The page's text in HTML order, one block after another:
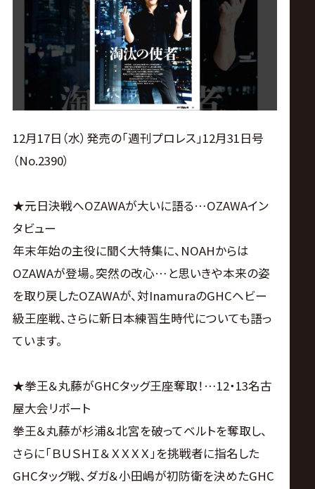
ン
グ・
ノ
ア
公
式
サ
イ
ト
12月17日（水）発売の「週刊プロレス」12月31日号
（No.2390）
★元日決戦へOZAWAが大いに語る…OZAWAイン
タビュー
年末年始の主役に聞く大特集に、NOAHからは
OZAWAが登場。突然の改心…と思いきや本来の姿
を取り戻したOZAWAが、対InamuraのGHCヘビー
級王座戦、さらに新日本練習生時代についても語っ
ています。
★拳王＆丸藤がGHCタッグ王座奪取！…12・13名古
屋大会リポート
拳王＆丸藤が杉浦＆北宮を破ってベルトを奪取し、
さらに「ＢＵＳＨＩ＆ＸＸＸＸ」を挑戦者に指名した
GHCタッグ戦、ダガ＆小田嶋が初防衛を決めたGHC